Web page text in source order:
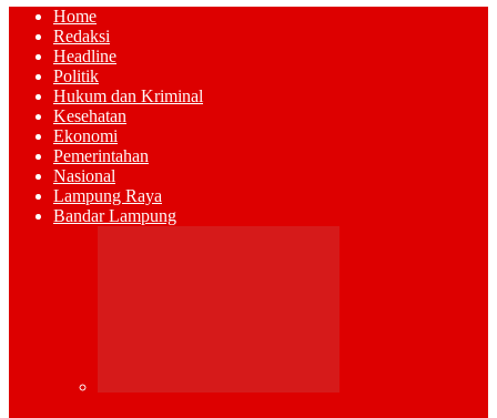
Home
Redaksi
Headline
Politik
Hukum dan Kriminal
Kesehatan
Ekonomi
Pemerintahan
Nasional
Lampung Raya
Bandar Lampung